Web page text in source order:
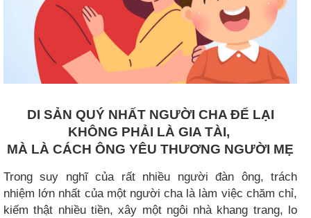
DI SẢN QUÝ NHẤT NGƯỜI CHA ĐỂ LẠI
KHÔNG PHẢI LÀ GIA TÀI,
MÀ LÀ CÁCH ÔNG YÊU THƯƠNG NGƯỜI MẸ
Trong suy nghĩ của rất nhiều người đàn ông, trách
nhiệm lớn nhất của một người cha là làm việc chăm chỉ,
kiếm thật nhiều tiền, xây một ngôi nhà khang trang, lo